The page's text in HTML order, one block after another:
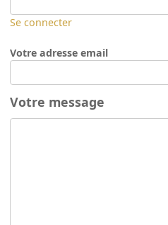
Se connecter
Votre adresse email
Votre message